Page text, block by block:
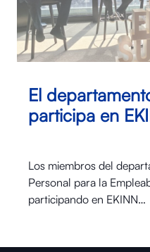
El
participa en
Los miembros del
Personal para la
participando en EKINN…